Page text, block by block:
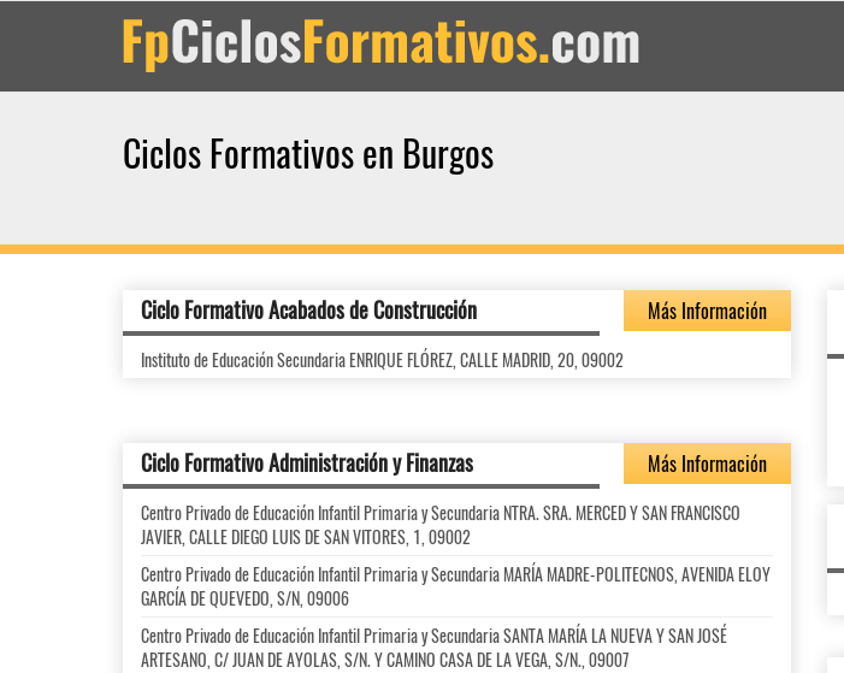
Ciclos Formativos en Burgos
Ciclo Formativo Acabados de Construcción Más Información
Instituto de Educación Secundaria ENRIQUE FLÓREZ, CALLE MADRID, 20, 09002
Ciclo Formativo Administración y Finanzas Más Información
Centro Privado de Educación Infantil Primaria y Secundaria NTRA. SRA. MERCED Y SAN FRANCISCO
JAVIER, CALLE DIEGO LUIS DE SAN VITORES, 1, 09002
Centro Privado de Educación Infantil Primaria y Secundaria MARÍA MADRE-POLITECNOS, AVENIDA ELOY
GARCÍA DE QUEVEDO, S/N, 09006
Centro Privado de Educación Infantil Primaria y Secundaria SANTA MARÍA LA NUEVA Y SAN JOSÉ
ARTESANO, C/ JUAN DE AYOLAS, S/N. Y CAMINO CASA DE LA VEGA, S/N., 09007